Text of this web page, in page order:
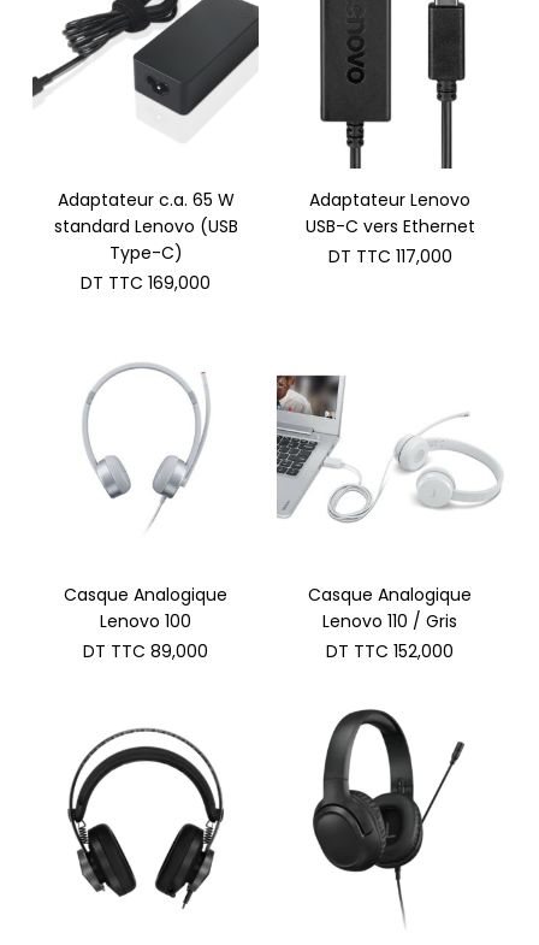
Adaptateur c.a. 65 W
standard Lenovo (USB
Type-C)
DT TTC 169,000
Adaptateur Lenovo
USB-C vers Ethernet
DT TTC 117,000
Casque Analogique
Lenovo 100
DT TTC 89,000
Casque Analogique
Lenovo 110 / Gris
DT TTC 152,000